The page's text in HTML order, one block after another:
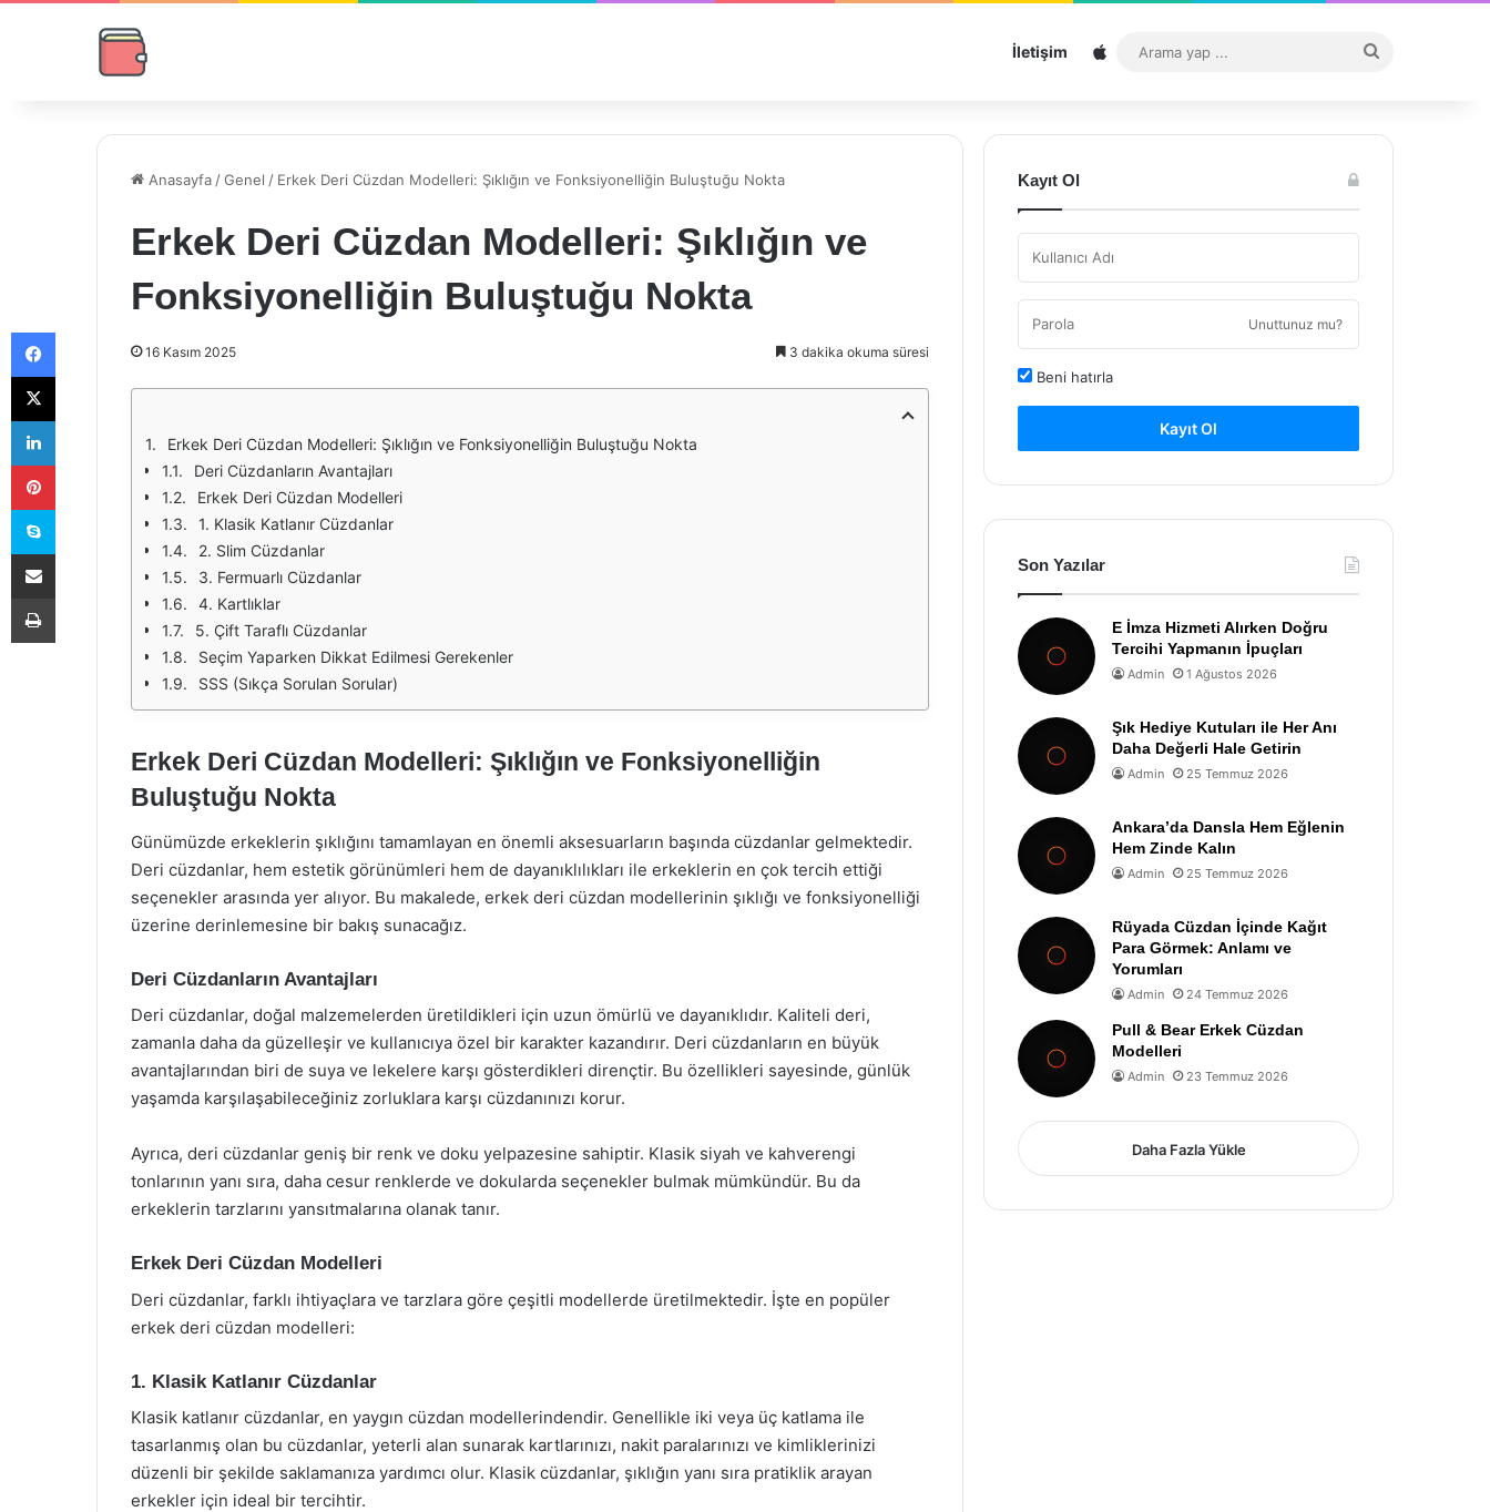
İletişim Sitemap
...
Anasayfa /Genel / Erkek Deri Cüzdan Modelleri: Şıklığın ve Fonksiyonelliğin Buluştuğu Nokta
Erkek Deri Cüzdan Modelleri: Şıklığın ve
Fonksiyonelliğin Buluştuğu Nokta
16 Kasım 2025 3 dakika okuma süresi
Erkek Deri Cüzdan Modelleri: Şıklığın ve Fonksiyonelliğin Buluştuğu Nokta
Deri Cüzdanların Avantajları
Erkek Deri Cüzdan Modelleri
1. Klasik Katlanır Cüzdanlar
2. Slim Cüzdanlar
3. Fermuarlı Cüzdanlar
4. Kartlıklar
5. Çift Taraflı Cüzdanlar
Seçim Yaparken Dikkat Edilmesi Gerekenler
SSS (Sıkça Sorulan Sorular)
Erkek Deri Cüzdan Modelleri: Şıklığın ve Fonksiyonelliğin
Buluştuğu Nokta
Günümüzde erkeklerin şıklığını tamamlayan en önemli aksesuarların başında cüzdanlar gelmektedir.
Deri cüzdanlar, hem estetik görünümleri hem de dayanıklılıkları ile erkeklerin en çok tercih ettiği
seçenekler arasında yer alıyor. Bu makalede, erkek deri cüzdan modellerinin şıklığı ve fonksiyonelliği
üzerine derinlemesine bir bakış sunacağız.
Deri Cüzdanların Avantajları
Deri cüzdanlar, doğal malzemelerden üretildikleri için uzun ömürlü ve dayanıklıdır. Kaliteli deri,
zamanla daha da güzelleşir ve kullanıcıya özel bir karakter kazandırır. Deri cüzdanların en büyük
avantajlarından biri de suya ve lekelere karşı gösterdikleri dirençtir. Bu özellikleri sayesinde, günlük
yaşamda karşılaşabileceğiniz zorluklara karşı cüzdanınızı korur.
Ayrıca, deri cüzdanlar geniş bir renk ve doku yelpazesine sahiptir. Klasik siyah ve kahverengi
tonlarının yanı sıra, daha cesur renklerde ve dokularda seçenekler bulmak mümkündür. Bu da
erkeklerin tarzlarını yansıtmalarına olanak tanır.
Erkek Deri Cüzdan Modelleri
Deri cüzdanlar, farklı ihtiyaçlara ve tarzlara göre çeşitli modellerde üretilmektedir. İşte en popüler
erkek deri cüzdan modelleri:
1. Klasik Katlanır Cüzdanlar
Klasik katlanır cüzdanlar, en yaygın cüzdan modellerindendir. Genellikle iki veya üç katlama ile
tasarlanmış olan bu cüzdanlar, yeterli alan sunarak kartlarınızı, nakit paralarınızı ve kimliklerinizi
düzenli bir şekilde saklamanıza yardımcı olur. Klasik cüzdanlar, şıklığın yanı sıra pratiklik arayan
erkekler için ideal bir tercihtir.
Kayıt Ol
Unuttunuz mu?
Beni hatırla
Kayıt Ol
Son Yazılar
E İmza Hizmeti Alırken Doğru
Tercihi Yapmanın İpuçları
Admin 1 Ağustos 2026
Şık Hediye Kutuları ile Her Anı
Daha Değerli Hale Getirin
Admin 25 Temmuz 2026
Ankara’da Dansla Hem Eğlenin
Hem Zinde Kalın
Admin 25 Temmuz 2026
Rüyada Cüzdan İçinde Kağıt
Para Görmek: Anlamı ve
Yorumları
Admin 24 Temmuz 2026
Pull & Bear Erkek Cüzdan
Modelleri
Admin 23 Temmuz 2026
Daha Fazla Yükle
Facebook
X
LinkedIn
Pinterest
Skype
E-Posta ile paylaş